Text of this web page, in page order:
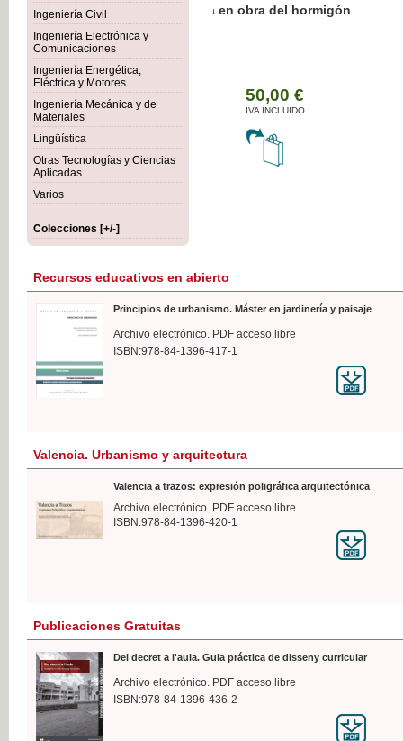
Ingeniería Civil
Ingeniería Electrónica y
Comunicaciones
Ingeniería Energética,
Eléctrica y Motores
Ingeniería Mecánica y de
Materiales
Lingüística
Otras Tecnologías y Ciencias
Aplicadas
Varios
Colecciones [+/-]
Botánica Agroalimentaria
Recursos educativos en abierto
Principios de urbanismo. Máster en jardinería y paisaje
Archivo electrónico. PDF acceso libre
ISBN:978-84-1396-417-1
Valencia. Urbanismo y arquitectura
Valencia a trazos: expresión poligráfica arquitectónica
Archivo electrónico. PDF acceso libre
ISBN:978-84-1396-420-1
Publicaciones Gratuitas
Del decret a l'aula. Guia práctica de disseny curricular
Archivo electrónico. PDF acceso libre
ISBN:978-84-1396-436-2